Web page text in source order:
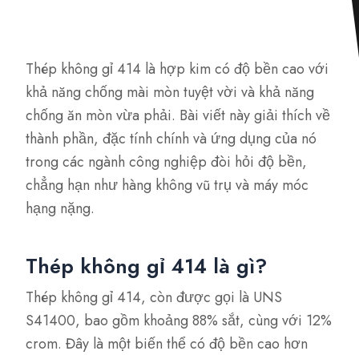
Thép không gỉ 414 là hợp kim có độ bền cao với
khả năng chống mài mòn tuyệt vời và khả năng
chống ăn mòn vừa phải. Bài viết này giải thích về
thành phần, đặc tính chính và ứng dụng của nó
trong các ngành công nghiệp đòi hỏi độ bền,
chẳng hạn như hàng không vũ trụ và máy móc
hạng nặng.
Thép không gỉ 414 là gì?
Thép không gỉ 414, còn được gọi là UNS
S41400, bao gồm khoảng 88% sắt, cùng với 12%
crom. Đây là một biến thể có độ bền cao hơn